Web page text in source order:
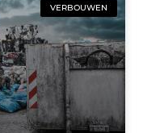
VERBOUWEN